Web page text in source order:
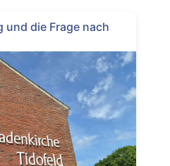
und die Frage nach